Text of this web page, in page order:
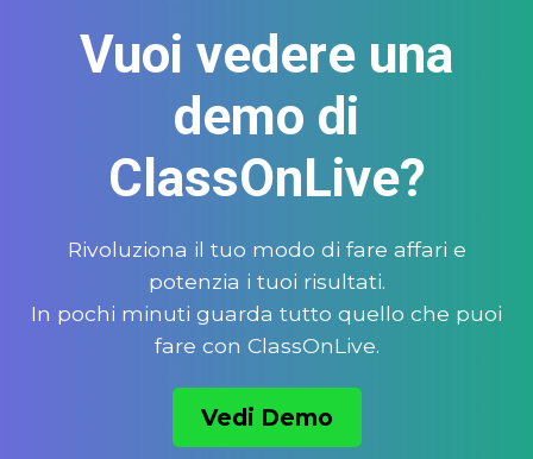
Vuoi vedere una
demo di
ClassOnLive?
Rivoluziona il tuo modo di fare affari e
potenzia i tuoi risultati.
In pochi minuti guarda tutto quello che puoi
fare con ClassOnLive.
Vedi Demo